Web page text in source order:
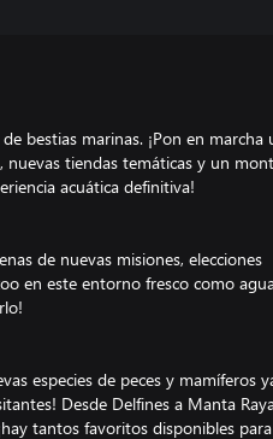
bestias marinas. ¡Pon en marcha
nuevas tiendas temáticas y un
acuática definitiva!
de nuevas misiones, elecciones
en este entorno fresco como
especies de peces y mamíferos
Desde Delfines a Manta
tantos favoritos disponibles para